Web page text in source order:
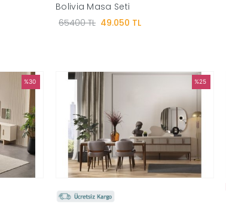
Bolivia Masa Seti
65400 TL 49.050 TL
%30 %25